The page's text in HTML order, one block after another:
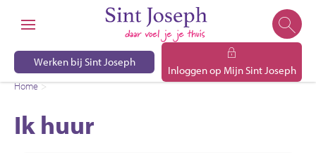
Naar de homepage
Ga naar Hoofd
Inloggen op Mijn Sint Joseph
Werken bij Sint Joseph
Home Ik huur
Ik huur